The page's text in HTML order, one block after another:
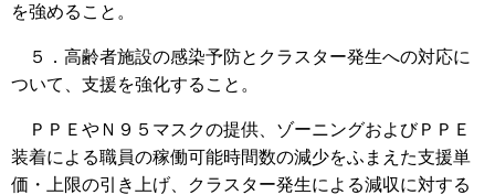
を強めること。
５．高齢者施設の感染予防とクラスター発生への対応に
ついて、支援を強化すること。
ＰＰＥやＮ９５マスクの提供、ゾーニングおよびＰＰＥ
装着による職員の稼働可能時間数の減少をふまえた支援単
価・上限の引き上げ、クラスター発生による減収に対する